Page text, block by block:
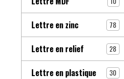
Lettre en zinc 78
Lettre en relief 28
Lettre en plastique 30